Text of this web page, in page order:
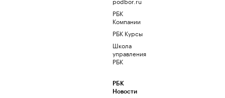
РБК
Компании
РБК Курсы
Школа
управления
РБК
РБК
Новости